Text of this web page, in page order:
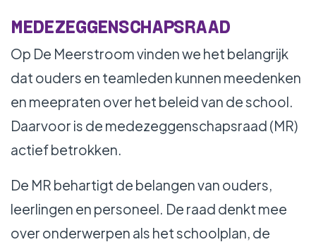
WERKEN BIJ
MEDEZEGGENSCHAPSRAAD
Op De Meerstroom vinden we het belangrijk
dat ouders en teamleden kunnen meedenken
en meepraten over het beleid van de school.
Daarvoor is de medezeggenschapsraad (MR)
actief betrokken.
De MR behartigt de belangen van ouders,
leerlingen en personeel. De raad denkt mee
over onderwerpen als het schoolplan, de